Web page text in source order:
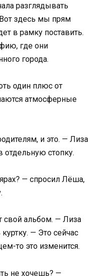
разглядывать
здесь мы прям
в рамку поставить.
где они
города.
один плюс от
атмосферные
и это. — Лиза
стопку.
— спросил Лёша,
свой альбом. — Лиза
— Это сейчас
то это изменится.
не хочешь? —